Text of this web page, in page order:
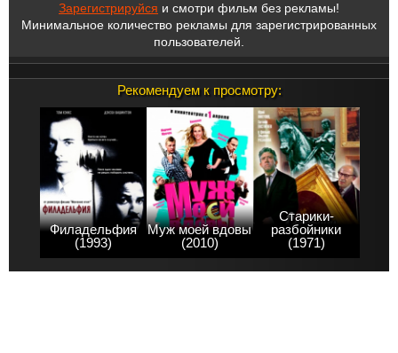
Зарегистрируйся и смотри фильм без рекламы!
Минимальное количество рекламы для зарегистрированных
пользователей.
Рекомендуем к просмотру:
Филадельфия
(1993)
Муж моей вдовы
(2010)
Старики-
разбойники
(1971)